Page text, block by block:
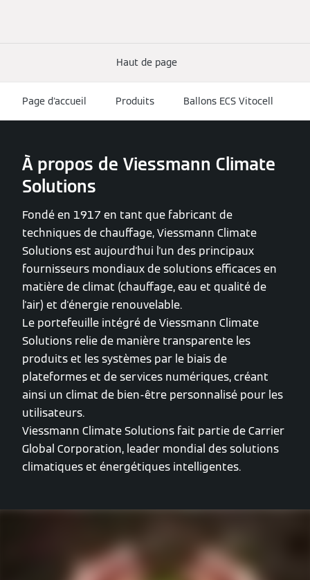
Haut de page
Page d'accueil Produits Ballons ECS Vitocell
À propos de Viessmann Climate
Solutions
Fondé en 1917 en tant que fabricant de
techniques de chauffage, Viessmann Climate
Solutions est aujourd'hui l'un des principaux
fournisseurs mondiaux de solutions efficaces en
matière de climat (chauffage, eau et qualité de
l'air) et d'énergie renouvelable.
Le portefeuille intégré de Viessmann Climate
Solutions relie de manière transparente les
produits et les systèmes par le biais de
plateformes et de services numériques, créant
ainsi un climat de bien-être personnalisé pour les
utilisateurs.
Viessmann Climate Solutions fait partie de Carrier
Global Corporation, leader mondial des solutions
climatiques et énergétiques intelligentes.